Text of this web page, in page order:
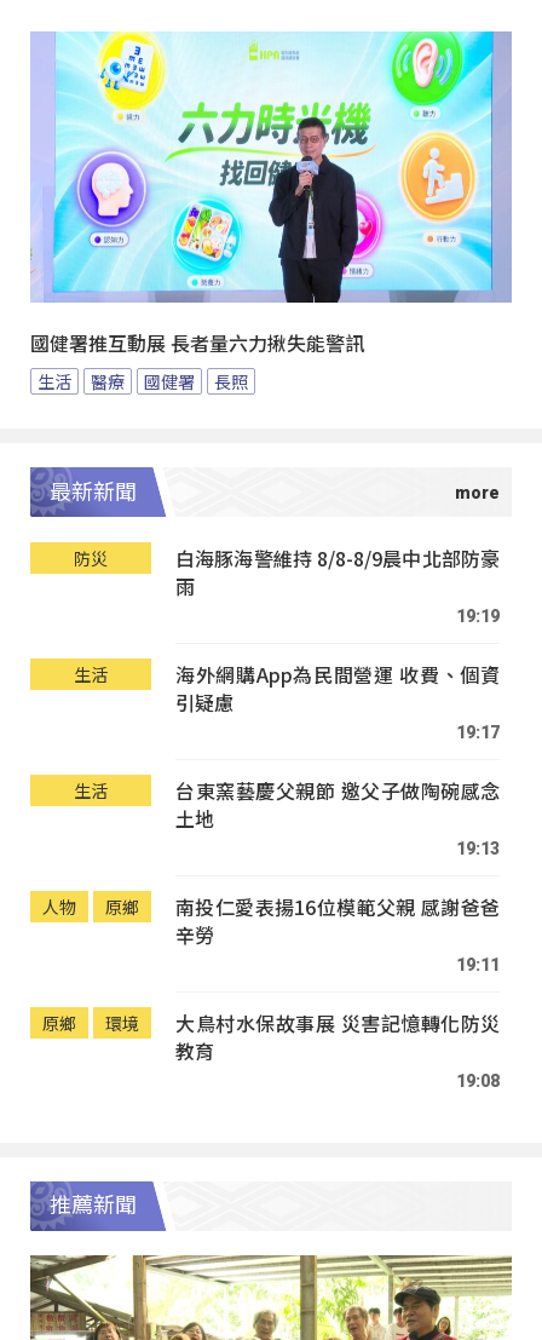
國健署推互動展 長者量六力揪失能警訊
生活 醫療 國健署 長照
最新新聞
防災
白海豚海警維持 8/8-8/9晨中北部防豪
雨
19:19
生活
海外網購App為民間營運 收費、個資
引疑慮
19:17
生活
台東窯藝慶父親節 邀父子做陶碗感念
土地
19:13
人物 原鄉
南投仁愛表揚16位模範父親 感謝爸爸
辛勞
19:11
原鄉 環境
大鳥村水保故事展 災害記憶轉化防災
教育
19:08
推薦新聞